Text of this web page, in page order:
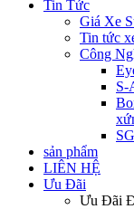
Tin Tức
Giá Xe
Tin tức
Công
S-
sản phẩm
LIÊN HỆ
Ưu Đãi
Ưu Đãi